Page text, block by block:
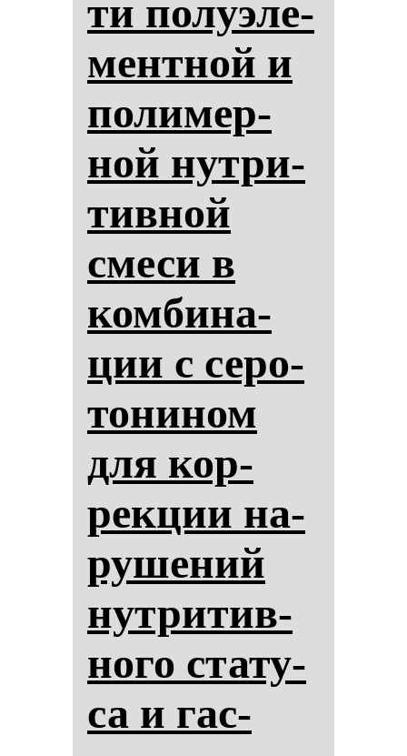
ти по­лу­эле­
мен­тной и
по­ли­мер­
ной нут­ри­
тив­ной
сме­си в
ком­би­на­
ции с се­ро­
то­ни­ном
для кор­
рек­ции на­
ру­ше­ний
нут­ри­тив­
но­го ста­ту­
са и гас­